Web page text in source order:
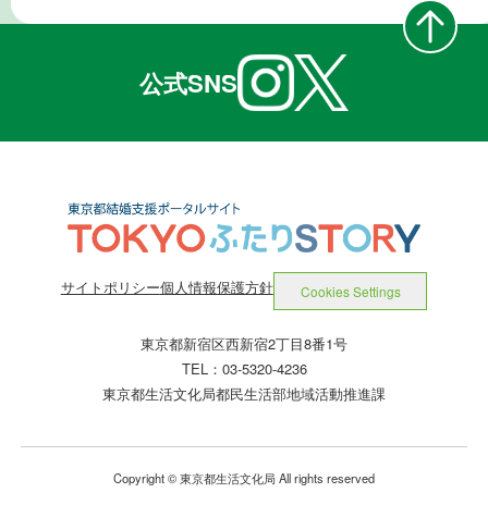
公式SNS
サイトポリシー個人情報保護方針 Cookies Settings
東京都新宿区西新宿2丁目8番1号
TEL：03-5320-4236
東京都生活文化局都民生活部地域活動推進課
Copyright © 東京都生活文化局 All rights reserved